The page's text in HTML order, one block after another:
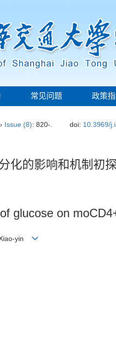
常见问题 政策
Issue (8): 820-. doi: 10.3969/
化的影响和机制初探
glucose on
Xiao-yin